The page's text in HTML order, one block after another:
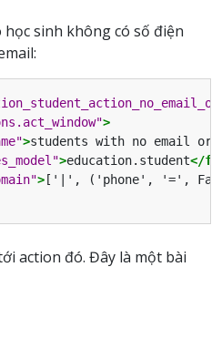
sinh không có số điện
>
>students with no email or
>education.student</
> ['|', ('phone', '=',
action đó. Đây là một bài